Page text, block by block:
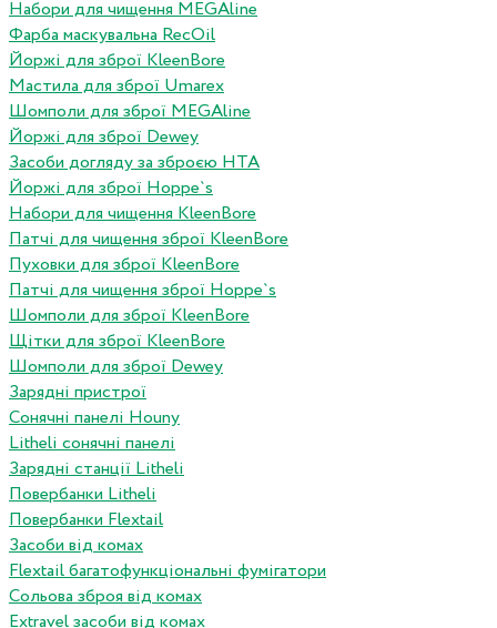
Набори для чищення MEGAline
Фарба маскувальна RecOil
Йоржі для зброї KleenBore
Мастила для зброї Umarex
Шомполи для зброї MEGAline
Йоржі для зброї Dewey
Засоби догляду за зброєю HTA
Йоржі для зброї Hoppe`s
Набори для чищення KleenBore
Патчі для чищення зброї KleenBore
Пуховки для зброї KleenBore
Патчі для чищення зброї Hoppe`s
Шомполи для зброї KleenBore
Щітки для зброї KleenBore
Шомполи для зброї Dewey
Зарядні пристрої
Сонячні панелі Houny
Litheli сонячні панелі
Зарядні станції Litheli
Повербанки Litheli
Повербанки Flextail
Засоби від комах
Flextail багатофункціональні фумігатори
Сольова зброя від комах
Extravel засоби від комах